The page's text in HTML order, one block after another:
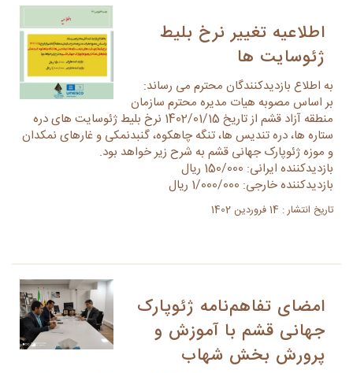
اطلاعیه تغییر نرخ بلیط
ژئوسایت ها
به اطلاع بازدیدکنندگان محترم می رساند:
بر اساس مصوبه هیات مدیره محترم سازمان
منطقه آزاد قشم از تاریخ 1402/01/15 نرخ بلیط ژئوسایت های دره
ستاره ها، دره تندیس ها، تنگه چاهکوه، گنبدنمکی و غارهای نمکدان
و موزه ژئوپارک جهانی قشم به شرح زیر خواهد بود.
بازدیدکننده ایرانی: 150/000 ریال
بازدیدکننده خارجی: 1/000/000 ریال
تاریخ انتشار : 14 فروردین 1402
امضای تفاهم‌نامه ژئوپارک
جهانی قشم با آموزش و
پرورش بخش شهاب